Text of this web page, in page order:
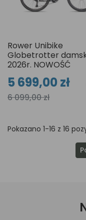
Rower Unibike
Globetrotter
2026r. NOWOŚĆ
5 699,00 zł
6 099,00 zł
Pokazano 1-16 z 16